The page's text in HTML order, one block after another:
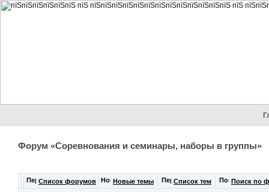
Форум «Соревнования и семинары, наборы в группы»
Список форумов Новые темы Список тем Поиск по